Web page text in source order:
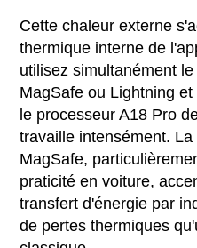
Cette chaleur externe
thermique interne de
utilisez simultanément
MagSafe ou Lightning
le processeur A18 Pro
travaille intensément.
MagSafe,
praticité en voiture,
transfert d'énergie par
de pertes thermiques